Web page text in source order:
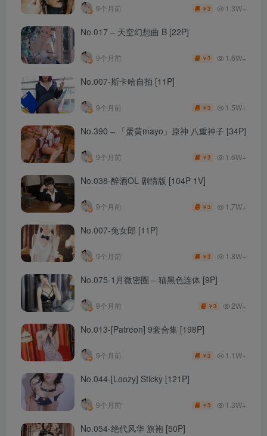
9个月前 ￥3 1.3W+
No.017 – 天空幻想曲 B [22P]
9个月前 ￥3 1.6W+
No.007-斯卡哈自拍 [11P]
9个月前 ￥3 1.5W+
No.390 – 「蛋黄mayo」原神 八重神子 [34P]
9个月前 ￥3 1.6W+
No.038-醉酒OL 剧情版 [104P 1V]
9个月前 ￥3 1.7W+
No.007-兔女郎 [11P]
9个月前 ￥3 1.8W+
No.075-1月微密圈 – 猫黑色连体 [9P]
9个月前 ￥3 2W+
No.013-[Patreon] 9套合集 [198P]
9个月前 ￥3 1.1W+
No.044-[Loozy] Sticky [121P]
9个月前 ￥3 1.3W+
No.054-绝代风华 旗袍 [50P]